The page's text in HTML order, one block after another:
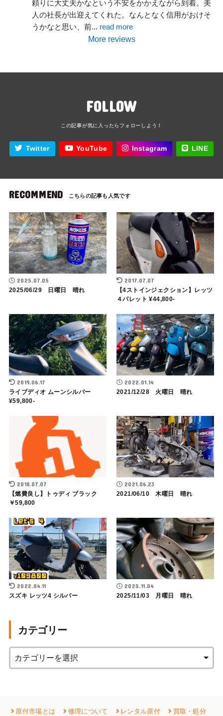
頼りに大丈夫かなという不安をかかえながら到着。美
人の社長が出迎えてくれた。なんとなく信用がおけそ
うかなと思い、前... read more
More reviews
FOLLOW
Twitter YouTube Instagram LINE
RECOMMEND
2025.07.05
2025/06/29 日曜日 晴れ
2017.07.07
【4ストインジェクション】レッツ
４パレット ¥44,800-
2019.06.17
ライブディオ ムーンシルバー
¥59,800-
2022.01.14
2021/12/28 火曜日 晴れ
2018.07.07
【燃費良し】トゥディ ブラック
￥59,800
2021.06.23
2021/06/10 木曜日 晴れ
2022.04.11
スズキ レッツ4 シルバー
2025.11.04
2025/11/03 月曜日 晴れ
カテゴリー
原付市場とは 修理について レンタル原付 買取・処分